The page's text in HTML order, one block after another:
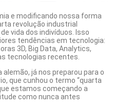
e modificando nossa forma
revolução industrial
vida dos indivíduos. Isso
tendências em tecnologia:
3D, Big Data, Analytics,
tecnologias recentes.
já nos preparou para o
que cunhou o termo “quarta
estamos começando a
como nunca antes